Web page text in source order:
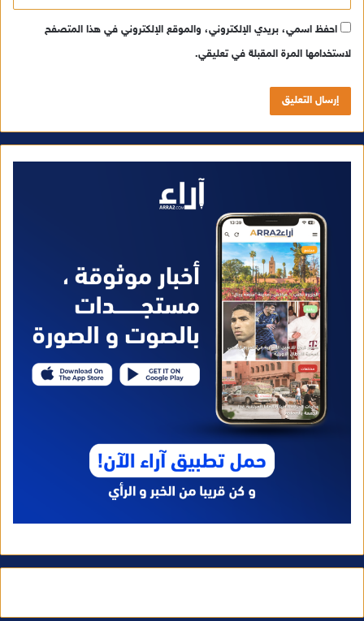
احفظ اسمي، بريدي الإلكتروني، والموقع الإلكتروني في هذا المتصفح
لاستخدامها المرة المقبلة في تعليقي.